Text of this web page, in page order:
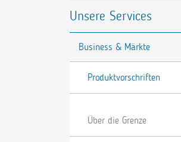
Unsere Services
Business & Märkte
Produktvorschriften
Über die Grenze